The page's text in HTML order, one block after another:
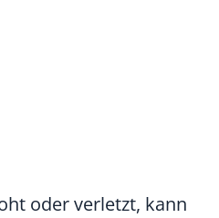
oder verletzt, kann